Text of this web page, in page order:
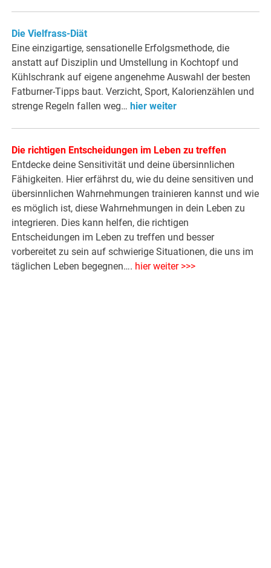
Die Vielfrass-Diät
Eine einzigartige, sensationelle Erfolgsmethode, die
anstatt auf Disziplin und Umstellung in Kochtopf und
Kühlschrank auf eigene angenehme Auswahl der besten
Fatburner-Tipps baut. Verzicht, Sport, Kalorienzählen und
strenge Regeln fallen weg… hier weiter
Die richtigen Entscheidungen im Leben zu treffen
Entdecke deine Sensitivität und deine übersinnlichen
Fähigkeiten. Hier erfährst du, wie du deine sensitiven und
übersinnlichen Wahrnehmungen trainieren kannst und wie
es möglich ist, diese Wahrnehmungen in dein Leben zu
integrieren. Dies kann helfen, die richtigen
Entscheidungen im Leben zu treffen und besser
vorbereitet zu sein auf schwierige Situationen, die uns im
täglichen Leben begegnen…. hier weiter >>>